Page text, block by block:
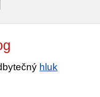
hluk